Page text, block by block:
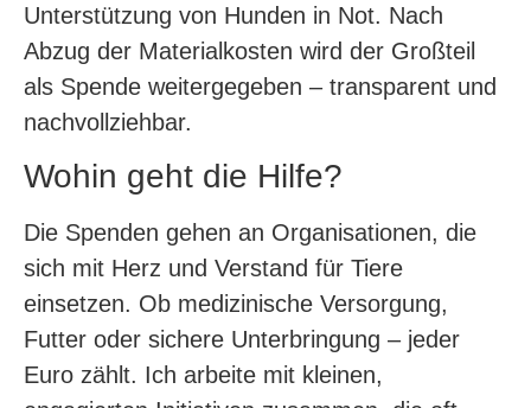
Unterstützung von Hunden in Not. Nach
Abzug der Materialkosten wird der Großteil
als Spende weitergegeben – transparent und
nachvollziehbar.
Wohin geht die Hilfe?
Die Spenden gehen an Organisationen, die
sich mit Herz und Verstand für Tiere
einsetzen. Ob medizinische Versorgung,
Futter oder sichere Unterbringung – jeder
Euro zählt. Ich arbeite mit kleinen,